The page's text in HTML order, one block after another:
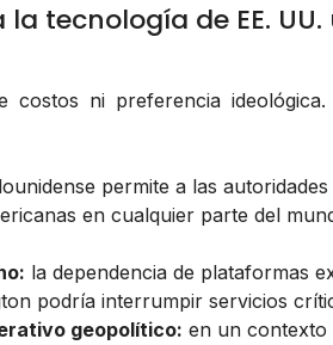
tecnología de EE.
ni preferencia
permite a las
en cualquier parte del
la dependencia de plataformas
podría interrumpir servicios
geopolítico: en un contexto